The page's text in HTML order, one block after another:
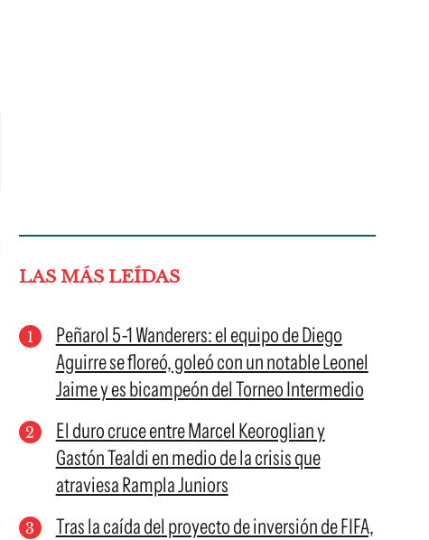
LAS MÁS LEÍDAS
Peñarol 5-1 Wanderers: el equipo de Diego
Aguirre se floreó, goleó con un notable Leonel
Jaime y es bicampeón del Torneo Intermedio
El duro cruce entre Marcel Keoroglian y
Gastón Tealdi en medio de la crisis que
atraviesa Rampla Juniors
Tras la caída del proyecto de inversión de FIFA,